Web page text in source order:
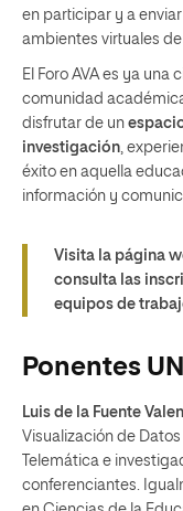
en participar y a
ambientes virtuales
El Foro AVA es ya
comunidad
disfrutar de un
investigación ,
éxito en aquella
información y
Visita la página
consulta las
equipos de
Ponentes
Luis de la Fuente
Visualización de
Telemática e
conferenciantes.